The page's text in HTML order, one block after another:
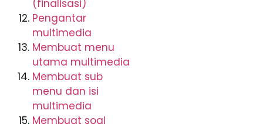
(finalisasi)
Pengantar
multimedia
Membuat menu
utama multimedia
Membuat sub
menu dan isi
multimedia
Membuat soal